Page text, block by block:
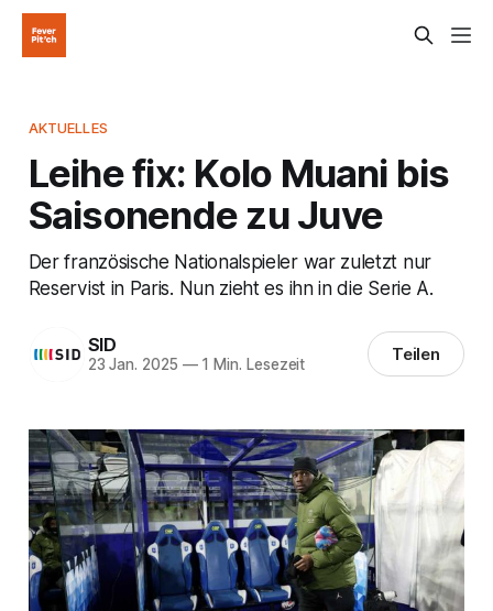
AKTUELLES
Leihe fix: Kolo Muani bis
Saisonende zu Juve
Der französische Nationalspieler war zuletzt nur
Reservist in Paris. Nun zieht es ihn in die Serie A.
SID
23 Jan. 2025 —1 Min. Lesezeit Teilen